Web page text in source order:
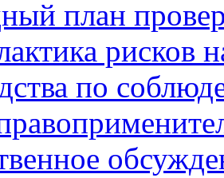
план
рисков
по